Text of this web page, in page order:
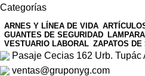
Categorías
ARNES Y LÍNEA DE VIDA
GUANTES DE SEGURIDAD
VESTUARIO LABORAL ZAPATOS DE
Pasaje Cecias 162 Urb. Tupác
ventas@gruponyg.com